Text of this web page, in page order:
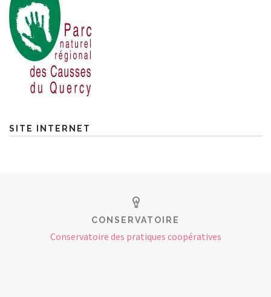
CONTACT
SITE INTERNET
CONSERVATOIRE
Conservatoire des pratiques coopératives